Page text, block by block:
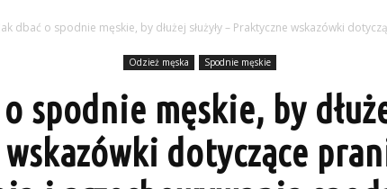
Jak dbać o spodnie męskie, by dłużej służyły – Praktyczne wskazówki
Odzież męska Spodnie męskie
spodnie męskie, by
dotyczące